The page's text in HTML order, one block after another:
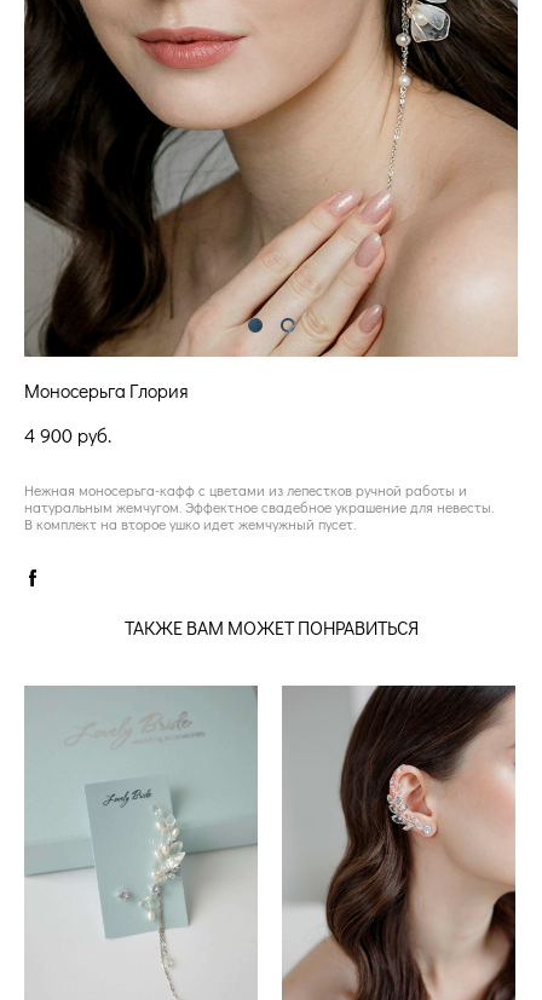
Моносерьга Глория
4 900 pуб.
Нежная моносерьга-кафф с цветами из лепестков ручной работы и
натуральным жемчугом. Эффектное свадебное украшение для невесты.
В комплект на второе ушко идет жемчужный пусет.
ТАКЖЕ ВАМ МОЖЕТ ПОНРАВИТЬСЯ